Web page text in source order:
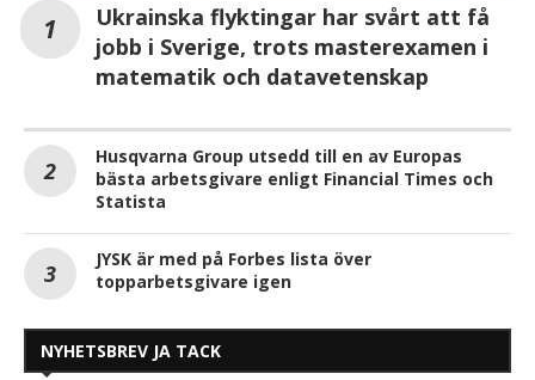
Ukrainska flyktingar har svårt att få
jobb i Sverige, trots masterexamen i
matematik och datavetenskap
Husqvarna Group utsedd till en av Europas
bästa arbetsgivare enligt Financial Times och
Statista
JYSK är med på Forbes lista över
topparbetsgivare igen
NYHETSBREV JA TACK